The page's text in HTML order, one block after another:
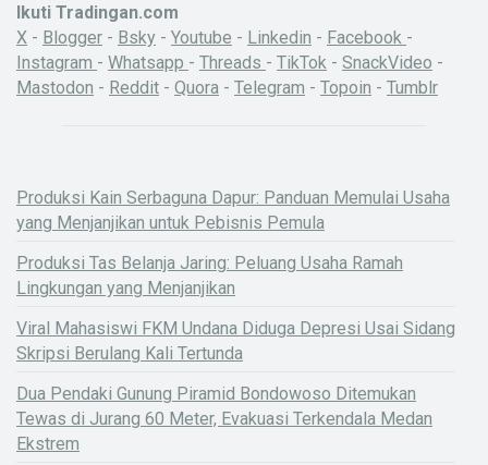
Ikuti Tradingan.com
X - Blogger - Bsky - Youtube - Linkedin - Facebook -
Instagram - Whatsapp - Threads - TikTok - SnackVideo -
Mastodon - Reddit - Quora - Telegram - Topoin - Tumblr
Produksi Kain Serbaguna Dapur: Panduan Memulai Usaha
yang Menjanjikan untuk Pebisnis Pemula
Produksi Tas Belanja Jaring: Peluang Usaha Ramah
Lingkungan yang Menjanjikan
Viral Mahasiswi FKM Undana Diduga Depresi Usai Sidang
Skripsi Berulang Kali Tertunda
Dua Pendaki Gunung Piramid Bondowoso Ditemukan
Tewas di Jurang 60 Meter, Evakuasi Terkendala Medan
Ekstrem